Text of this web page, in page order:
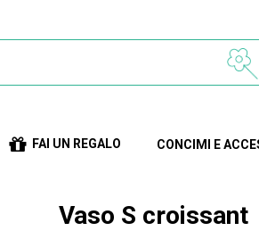
FAI UN REGALO CONCIMI E
Vaso S croissant